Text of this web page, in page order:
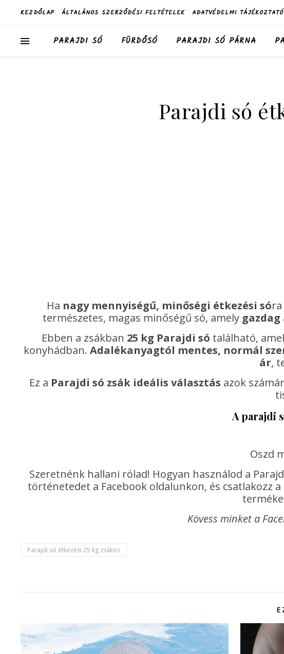
KEZDŐLAP ÁLTALÁNOS SZERZŐDÉSI FELTÉTELEK ADATVÉDELMI TÁJÉKOZTATÓ
PARAJDI SÓ FÜRDŐSÓ PARAJDI SÓ PÁRNA
Parajdi só
Ha nagy mennyiségű, minőségi étkezési só
természetes, magas minőségű só, amely
Ebben a zsákban 25 kg Parajdi só található,
konyhádban. Adalékanyagtól mentes, normál
ár,
Ez a Parajdi só zsák ideális választás azok
A parajdi
Oszd
Szeretnénk hallani rólad! Hogyan használod a
történetedet a Facebook oldalunkon, és csatlakozz
Kövess minket a
Parajdi só étkezési 25 kg zsákos